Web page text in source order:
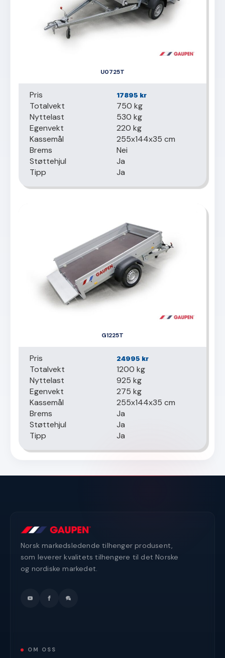
U0725T
Pris 17895 kr
Totalvekt
750 kg
Nyttelast
530 kg
Egenvekt
220 kg
Kassemål
255x144x35 cm
Brems
Nei
Støttehjul
Ja
Tipp
Ja
G1225T
Pris 24995 kr
Totalvekt
1200 kg
Nyttelast
925 kg
Egenvekt
275 kg
Kassemål
255x144x35 cm
Brems
Ja
Støttehjul
Ja
Tipp
Ja
Norsk markedsledende tilhenger produsent,
som leverer kvalitets tilhengere til det Norske
og nordiske markedet.
OM OSS